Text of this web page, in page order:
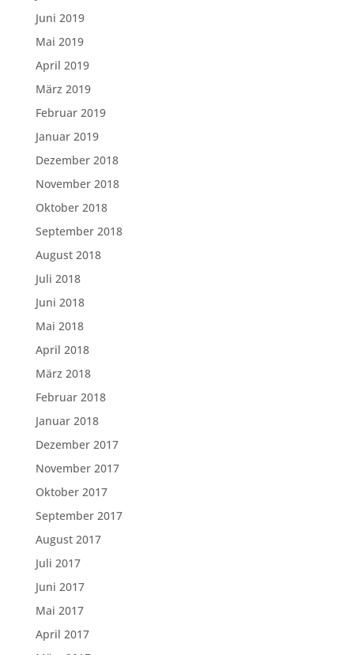
Juni 2019
Mai 2019
April 2019
März 2019
Februar 2019
Januar 2019
Dezember 2018
November 2018
Oktober 2018
September 2018
August 2018
Juli 2018
Juni 2018
Mai 2018
April 2018
März 2018
Februar 2018
Januar 2018
Dezember 2017
November 2017
Oktober 2017
September 2017
August 2017
Juli 2017
Juni 2017
Mai 2017
April 2017